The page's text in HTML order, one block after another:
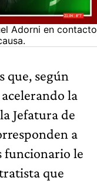
Adorni en contacto
que, según
la
Jefatura de
a
funcionario le
que